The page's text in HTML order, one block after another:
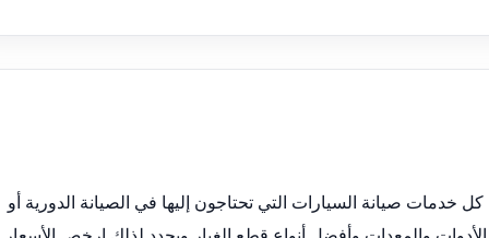
صيانة السيارات التي تحتاجون إليها في الصيانة الدورية أو